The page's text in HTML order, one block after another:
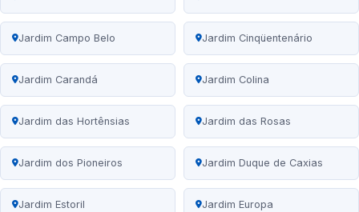
Jardim Campo Belo Jardim Cinqüentenário
Jardim Carandá Jardim Colina
Jardim das Hortênsias Jardim das Rosas
Jardim dos Pioneiros Jardim Duque de Caxias
Jardim Estoril Jardim Europa